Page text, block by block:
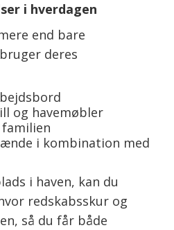
i hverdagen
end bare
deres
og havemøbler
i kombination med
i haven, kan du
redskabsskur og
så du får både